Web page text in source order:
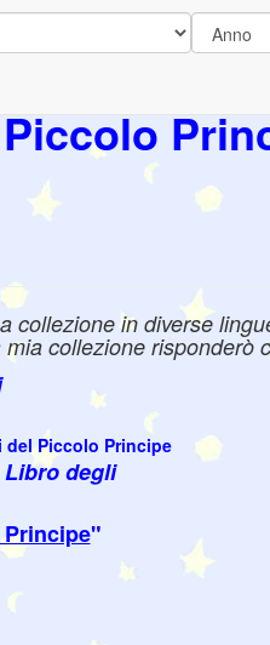
collezione in diverse
collezione risponderò
degli
"